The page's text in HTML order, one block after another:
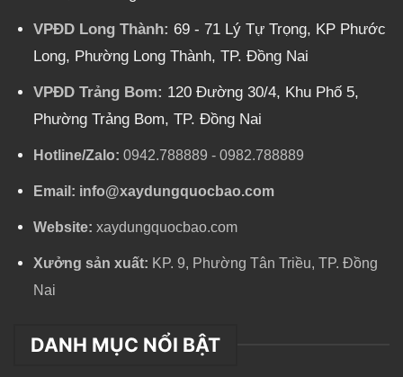
VPĐD Long Thành: 69 - 71 Lý Tự Trọng, KP Phước
Long, Phường Long Thành, TP. Đồng Nai
VPĐD Trảng Bom: 120 Đường 30/4, Khu Phố 5,
Phường Trảng Bom, TP. Đồng Nai
Hotline/Zalo: 0942.788889 - 0982.788889
Email: info@xaydungquocbao.com
Website: xaydungquocbao.com
Xưởng sản xuất: KP. 9, Phường Tân Triều, TP. Đồng
Nai
DANH MỤC NỔI BẬT